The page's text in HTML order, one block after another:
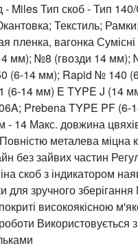
Miles Тип скоб - Тип
Текстиль;
пленка, вагонка Сумісні
мм); №8 (гвозди 14 мм);
(6-14 мм); Rapid № 140
(6-14 мм) E TYPE J (14
Prebena TYPE PF (6-
- 14 Макс. довжина
металева міцна
без зайвих частин
скоб з індикатором
для зручного
високоякісною
Використовується